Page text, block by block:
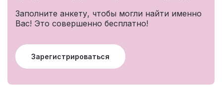
Заполните анкету, чтобы могли найти именно
Вас! Это совершенно бесплатно!
Зарегистрироваться